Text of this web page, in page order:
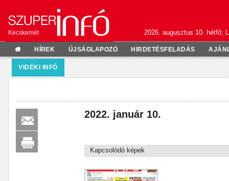
Kecskemét 2026. augusztus 10. hétfő;
HÍREK ÚJSÁGLAPOZÓ HIRDETÉSFELADÁS
VIDÉKI INFÓ
2022. január 10.
Kapcsolódó képek